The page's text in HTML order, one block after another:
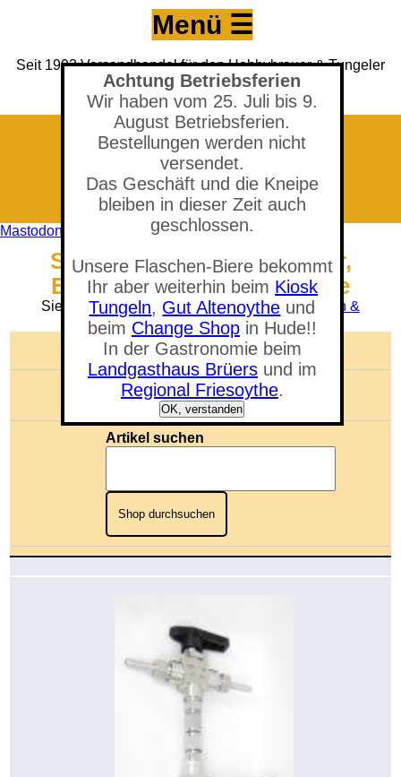
Achtung Betriebsferien
Wir haben vom 25. Juli bis 9.
August Betriebsferien.
Bestellungen werden nicht
versendet.
Das Geschäft und die Kneipe
bleiben in dieser Zeit auch
geschlossen.
Unsere Flaschen-Biere bekommt
Ihr aber weiterhin beim Kiosk
Tungeln, Gut Altenoythe und
beim Change Shopin Hude!!
In der Gastronomie beim
Landgasthaus Brüersund im
Regional Friesoythe.
OK, verstanden
Seit 1993 Versandhandel für den Hobbybrauer & Tungeler
Brauerei seit 2017
(Neuer) Tungeler Krug seit 1903
Menü ☰
Mastodon
Shop - Gegendruckabfüller,
Edelstahl mit Schlauchtülle
Sie befinden sich in der Abteilung:Kegs, Lagern &
Ausschenken
🛒 Warenkorb anzeigen
Anzahl der Artikel: 0
Gesamtwert: 0,00 €
Artikel suchen
Shop durchsuchen